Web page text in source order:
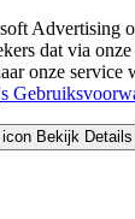
Advertising
dat via
onze service
Bekijk Details